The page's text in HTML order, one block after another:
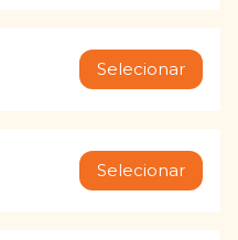
Selecionar
Selecionar